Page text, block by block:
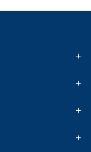
+
+
+
+